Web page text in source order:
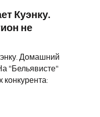
Куэнку.
не
Домашний
"Бельявисте"
конкурента: